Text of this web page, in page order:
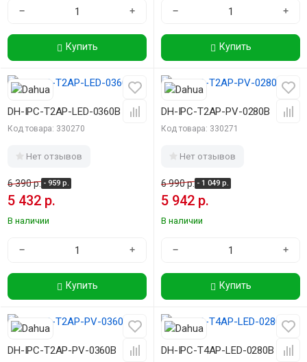
− +
Купить
− +
Купить
-15%
DH-IPC-T2AP-LED-0360B
Код товара: 330270
Нет отзывов
6 390 р. - 959 р.
5 432 р.
В наличии
− +
Купить
-15%
DH-IPC-T2AP-PV-0280B
Код товара: 330271
Нет отзывов
6 990 р. - 1 049 р.
5 942 р.
В наличии
− +
Купить
-15%
DH-IPC-T2AP-PV-0360B
-15%
DH-IPC-T4AP-LED-0280B